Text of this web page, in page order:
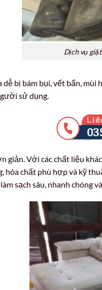
Dịch vụ
bị bám bụi, vết bẩn,
sử dụng.
giản. Với các chất liệu
hóa chất phù hợp và kỹ
sạch sâu, nhanh chóng